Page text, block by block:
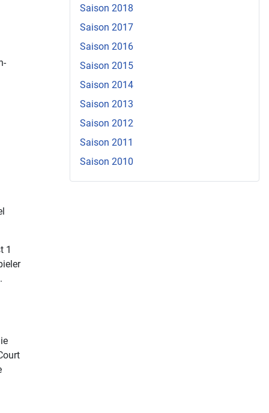
1
Saison 2018
Saison 2017
Saison 2016
Saison 2015
Saison 2014
Saison 2013
Saison 2012
Saison 2011
Saison 2010